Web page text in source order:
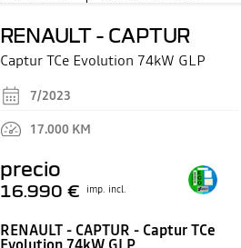
RENAULT - CAPTUR
Captur TCe Evolution 74kW GLP
7/2023
17.000 KM
precio
16.990 € imp. incl.
RENAULT - CAPTUR - Captur TCe